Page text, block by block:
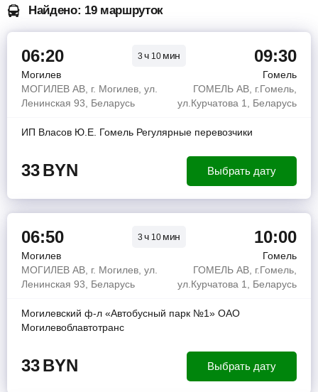
Найдено: 19 маршруток
06:20 3ч 10 мин 09:30
Могилев
Гомель
МОГИЛЕВ АВ, г. Могилев, ул.
Ленинская 93, Беларусь
ГОМЕЛЬ АВ, г.Гомель,
ул.Курчатова 1, Беларусь
ИП Власов Ю.Е. Гомель Регулярные перевозчики
33BYN Выбрать дату
06:50 3ч 10 мин 10:00
Могилев
Гомель
МОГИЛЕВ АВ, г. Могилев, ул.
Ленинская 93, Беларусь
ГОМЕЛЬ АВ, г.Гомель,
ул.Курчатова 1, Беларусь
Могилевский ф-л «Автобусный парк №1» ОАО
Могилевоблавтотранс
33BYN Выбрать дату